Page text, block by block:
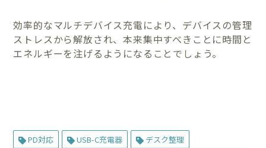
効率的なマルチデバイス充電により、デバイスの管理
ストレスから解放され、本来集中すべきことに時間と
エネルギーを注げるようになることでしょう。
PD対応 USB-C充電器
デスク整理